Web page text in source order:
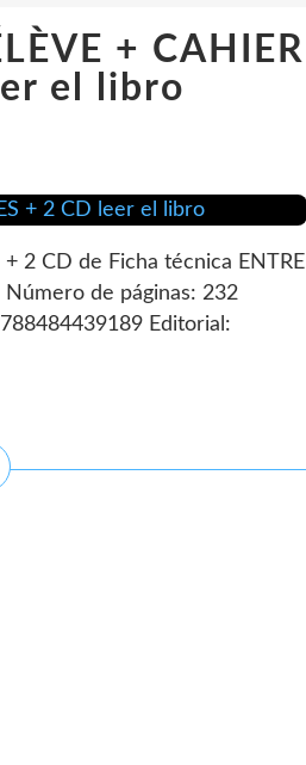
+ CAHIER
el libro
+ 2 CD de Ficha técnica ENTRE
Número de páginas: 232
Editorial: